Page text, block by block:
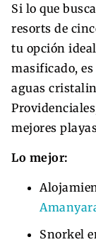
Si lo que
resorts de
tu opción
masificado,
aguas
mejores
Lo mejor:
Snorkel